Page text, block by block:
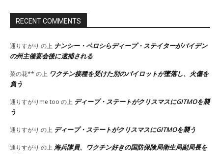
RECENT COMMENTS
通りすがり の上 ナンシー・ペロシらディープ・ステイターがバイデン
の州主催宴会後に逮捕される
菜の花** の上 ワクチン接種を受けた別のパイロットが墜落し、火傷を
負う
通りすがりme too の上 ディープ・ステートがクリスマスにGITMOを襲
う
通りすがり の上 ディープ・ステートがクリスマスにGITMOを襲う
通りすがり の上 海兵隊員、ワクチン好きの国防保険局衛生局副局長を